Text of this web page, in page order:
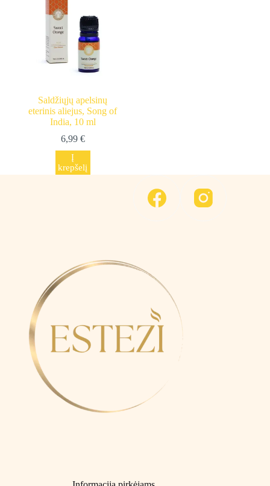
Saldžiųjų apelsinų
eterinis aliejus, Song of
India, 10 ml
6,99 €
Į
krepšelį